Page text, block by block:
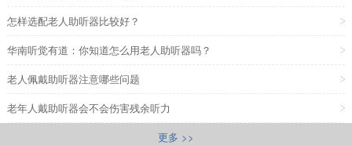
怎样选配老人助听器比较好？
华南听觉有道：你知道怎么用老人助听器吗？
老人佩戴助听器注意哪些问题
老年人戴助听器会不会伤害残余听力
更多 >>